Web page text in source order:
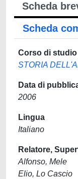
Scheda
Scheda
Corso di studio
STORIA
Data di
2006
Lingua
Italiano
Relatore,
Alfonso, Mele
Elio, Lo Cascio